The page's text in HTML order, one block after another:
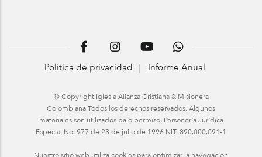
Política de privacidad Informe Anual
© Copyright Iglesia Alianza Cristiana & Misionera
Colombiana Todos los derechos reservados. Algunos
materiales son utilizados bajo permiso. Personería Jurídica
Especial No. 977 de 23 de julio de 1996 NIT. 890.000.091-1
Nuestro sitio web utiliza cookies para optimizar la navegación